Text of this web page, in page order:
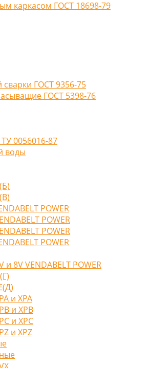
каркасом ГОСТ 18698-79
сварки ГОСТ 9356-75
ГОСТ 5398-76
0056016-87
воды
POWER
POWER
POWER
POWER
8V VENDABELT POWER
и XPA
и XPB
и XPC
и XPZ